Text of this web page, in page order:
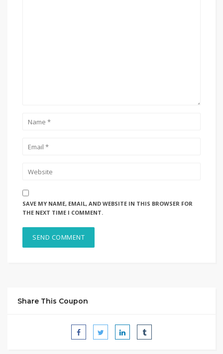
SAVE MY NAME, EMAIL, AND WEBSITE IN THIS BROWSER FOR
THE NEXT TIME I COMMENT.
Share This Coupon